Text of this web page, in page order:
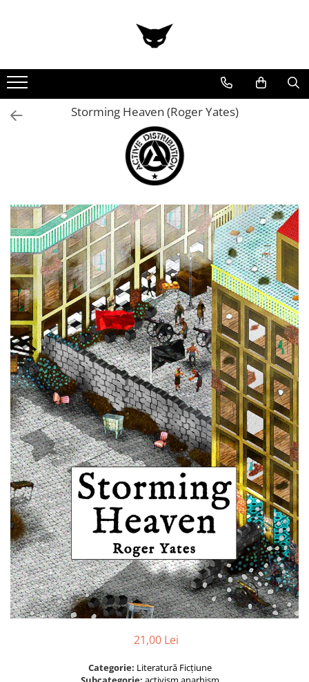
Cărți
Cărticele și broșuri
Reviste
Storming Heaven (Roger Yates)
21,00 Lei
Categorie: Literatură Ficțiune